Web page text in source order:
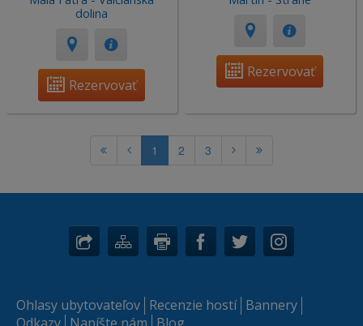
dolina
Rezervovať
Rezervovať
1 2 3
Ohlasy ubytovateľov Recenzie hostí Bannery